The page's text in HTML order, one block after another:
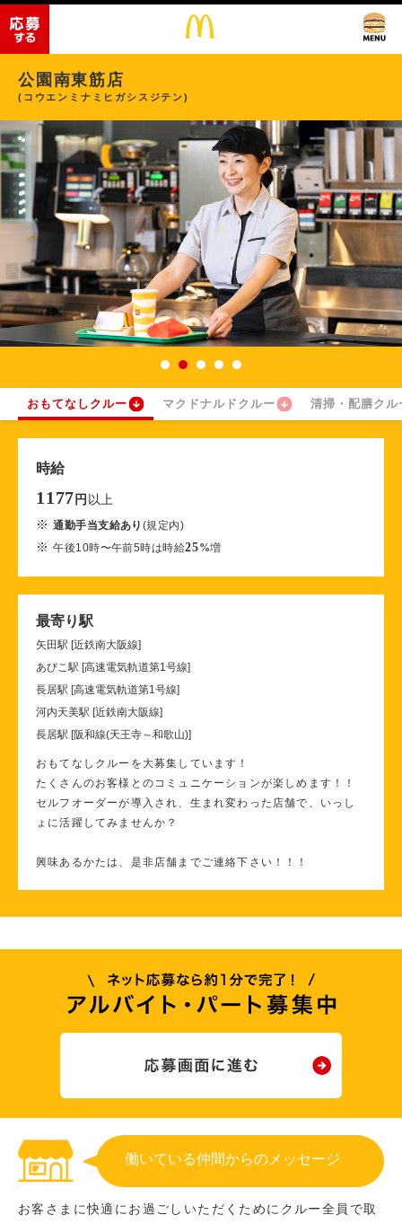
公園南東筋店
(コウエンミナミヒガシスジテン)
おもてなしクルー マクドナルドクルー 清掃・配膳クル
時給
1177 円 以上
※通勤手当支給あり (規定内)
※午後10時〜午前5時は時給25%増
最寄り駅
矢田駅 [近鉄南大阪線]
あびこ駅 [高速電気軌道第1号線]
長居駅 [高速電気軌道第1号線]
河内天美駅 [近鉄南大阪線]
長居駅 [阪和線(天王寺～和歌山)]
おもてなしクルーを大募集しています！
たくさんのお客様とのコミュニケーションが楽しめます！！
セルフオーダーが導入され、生まれ変わった店舗で、いっし
ょに活躍してみませんか？
興味あるかたは、是非店舗までご連絡下さい！！！
働いている仲間からのメッセージ
お客さまに快適にお過ごしいただくためにクルー全員で取